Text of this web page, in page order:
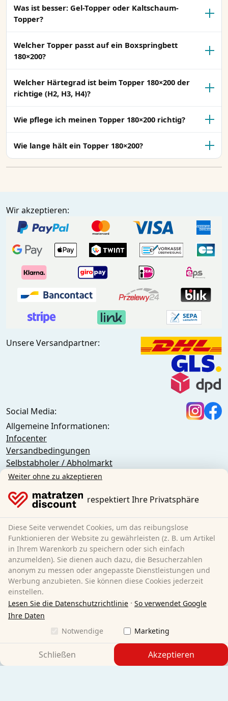
Was ist besser: Gel-Topper oder Kaltschaum-
Topper?
Welcher Topper passt auf ein Boxspringbett
180×200?
Welcher Härtegrad ist beim Topper 180×200 der
richtige (H2, H3, H4)?
Wie pflege ich meinen Topper 180×200 richtig?
Wie lange hält ein Topper 180×200?
Wir akzeptieren:
Unsere Versandpartner:
Social Media:
Allgemeine Informationen:
Infocenter
Versandbedingungen
Selbstabholer / Abholmarkt
Gewerbe / Öffentliche Einrichtungen / Großkunden
AGB (Privatkunden)
AGB (Geschäftskunden)
Datenschutz
Cookies
Widerrufsbelehrung
Impressum
Vertrag widerrufen
Sleezzz GmbH
Grebbener Str. 7
52525 Heinsberg
+49 2452-9285830
customer-service@matratzen.discount
Weiter ohne zu akzeptieren
respektiert Ihre Privatsphäre
Diese Seite verwendet Cookies, um das reibungslose
Funktionieren der Website zu gewährleisten (z. B. um Artikel
in Ihrem Warenkorb zu speichern oder sich einfach
anzumelden). Sie dienen auch dazu, die Besucherzahlen
anonym zu messen oder angepasste Dienstleistungen und
Werbung anzubieten. Sie können diese Cookies jederzeit
einstellen.
Lesen Sie die Datenschutzrichtlinie · So verwendet Google
Ihre Daten
Notwendige
Marketing
Schließen Akzeptieren